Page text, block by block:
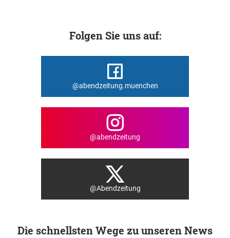
Folgen Sie uns auf:
@abendzeitung.muenchen
@abendzeitung
@Abendzeitung
Die schnellsten Wege zu unseren News